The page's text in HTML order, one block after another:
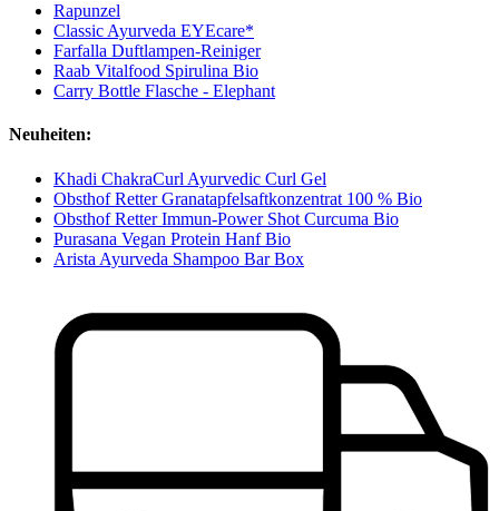
Rapunzel
Classic Ayurveda EYEcare*
Farfalla Duftlampen-Reiniger
Raab Vitalfood Spirulina Bio
Carry Bottle Flasche - Elephant
Neuheiten:
Khadi ChakraCurl Ayurvedic Curl Gel
Obsthof Retter Granatapfelsaftkonzentrat 100 % Bio
Obsthof Retter Immun-Power Shot Curcuma Bio
Purasana Vegan Protein Hanf Bio
Arista Ayurveda Shampoo Bar Box